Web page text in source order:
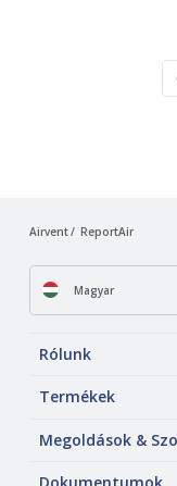
Airvent ReportAir
Magyar
Rólunk
Termékek
Megoldások &